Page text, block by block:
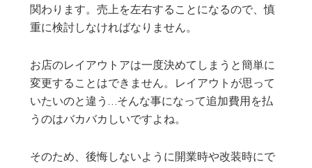
関わります。売上を左右することになるので、慎
重に検討しなければなりません。
お店のレイアウトアは一度決めてしまうと簡単に
変更することはできません。レイアウトが思って
いたいのと違う…そんな事になって追加費用を払
うのはバカバカしいですよね。
そのため、後悔しないように開業時や改装時にで